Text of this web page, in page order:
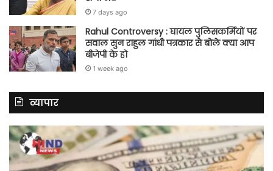
7 days ago
Rahul Controversy : घायल पुलिसकर्मियों पर
सवाल सुन राहुल गांधी पत्रकार से बोले क्या आप
बीजेपी के हो
1 week ago
व्यापार